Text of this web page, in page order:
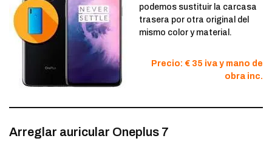
podemos sustituir la carcasa
trasera por otra original del
mismo color y material.
Precio: € 35 iva y mano de
obra inc.
Arreglar auricular Oneplus 7